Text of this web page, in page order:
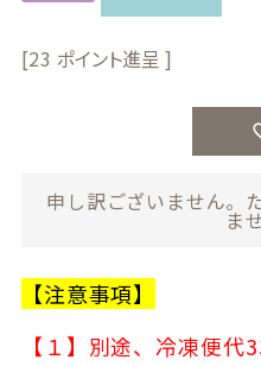
23
申し訳ございません。
ま
【注意事項】
【１】別途、冷凍便代